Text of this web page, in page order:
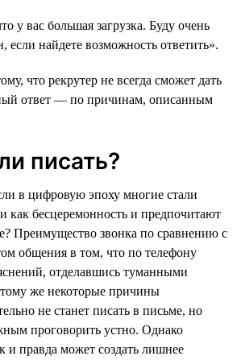
у вас большая загрузка. Буду очень
если найдете возможность ответить».
что рекрутер не всегда сможет дать
ответ — по причинам, описанным
писать?
в цифровую эпоху многие стали
как бесцеремонность и предпочитают
Преимущество звонка по сравнению с
общения в том, что по телефону
отделавшись туманными
же некоторые причины
не станет писать в письме, но
проговорить устно. Однако
и правда может создать лишнее